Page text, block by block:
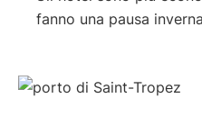
fanno una pausa